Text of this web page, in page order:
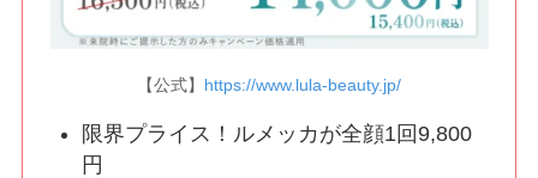
【公式】 https://www.lula-beauty.jp/
限界プライス！ルメッカが全顔1回9,800
円